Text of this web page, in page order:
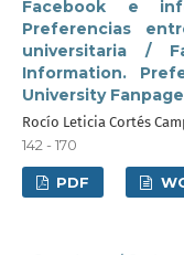
Facebook e
Preferencias
universitaria /
Information.
University Fanpage
Rocío Leticia Cortés
142 - 170
PDF